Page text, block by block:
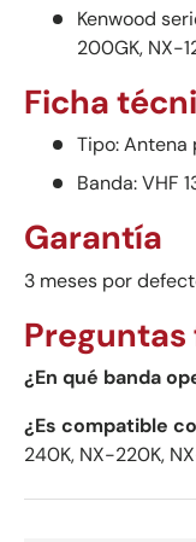
Kenwood
200GK, NX-
Ficha
Tipo:
Banda: VHF
Garantía
3 meses por
¿En qué banda
¿Es compatible
240K, NX-220K,